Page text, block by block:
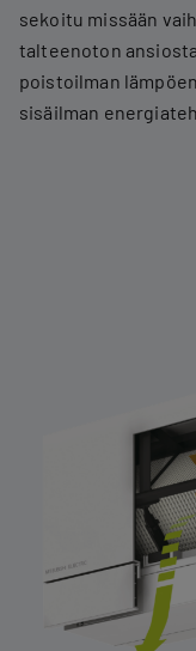
sekoitu missään
talteenoton
poistoilman
sisäilman